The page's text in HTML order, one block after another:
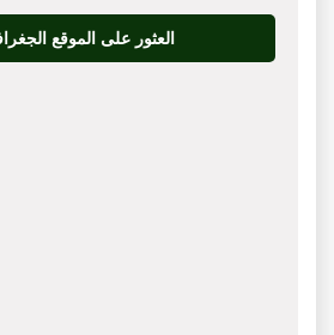
العثور على الموقع